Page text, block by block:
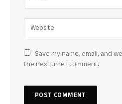
Save my name, email, and
the next time I comment.